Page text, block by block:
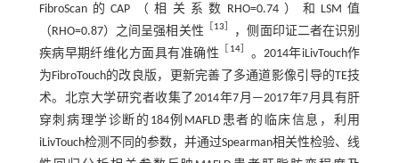
FibroScan的CAP（相关系数RHO=0.74）和LSM值
（RHO=0.87）之间呈强相关性 ［13］
，侧面印证二者在识别
疾病早期纤维化方面具有准确性
［ 14］ 。2014年iLivTouch作
为FibroTouch的改良版，更新完善了多通道影像引导的TE技
术。北京大学研究者收集了2014年7月—2017年7月具有肝
穿刺病理学诊断的184例MAFLD患者的临床信息，利用
iLivTouch检测不同的参数，并通过Spearman相关性检验、线